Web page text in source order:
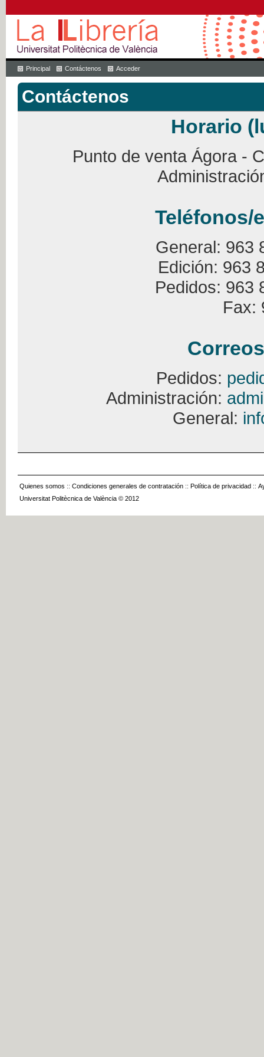
Principal Contáctenos Acceder
Contáctenos
Horario
Punto de venta Ágora -
Teléfonos/
General: 963
Edición: 963
Pedidos: 963
Fax:
Pedidos:
Administración:
General:
Quienes somos :: Condiciones generales de contratación :: Política de privacidad ::
Universitat Politècnica de València © 2012